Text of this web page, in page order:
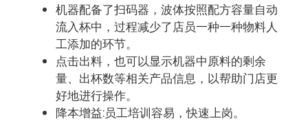
机器配备了扫码器，波体按照配方容量自动
流入杯中，过程减少了店员一种一种物料人
工添加的环节。
点击出料，也可以显示机器中原料的剩余
量、出杯数等相关产品信息，以帮助门店更
好地进行操作。
降本增益:员工培训容易，快速上岗。